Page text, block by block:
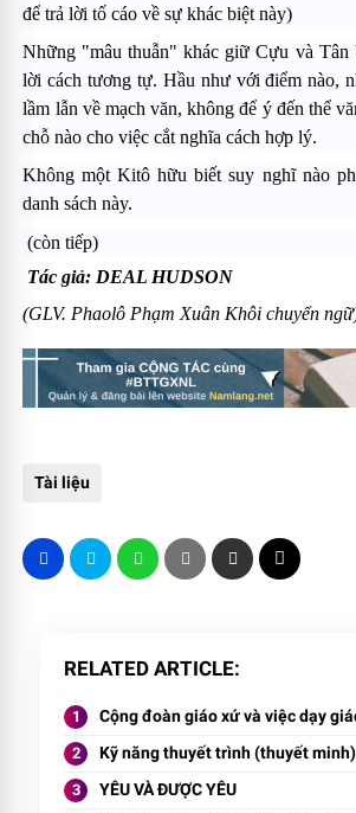
để trả lời tố cáo về sự khác biệt này)
Những "mâu thuẫn" khác giữ Cựu và Tân
lời cách tương tự. Hầu như với điểm nào,
lầm lẫn về mạch văn, không để ý đến thể
chỗ nào cho việc cắt nghĩa cách hợp lý.
Không một Kitô hữu biết suy nghĩ nào
danh sách này.
(còn tiếp)
Tác giả: DEAL HUDSON
(GLV. Phaolô Phạm Xuân Khôi chuyển
Tài liệu
RELATED ARTICLE
Cộng đoàn giáo xứ và việc dạy
Kỹ năng thuyết trình (thuyết minh)
YÊU VÀ ĐƯỢC YÊU